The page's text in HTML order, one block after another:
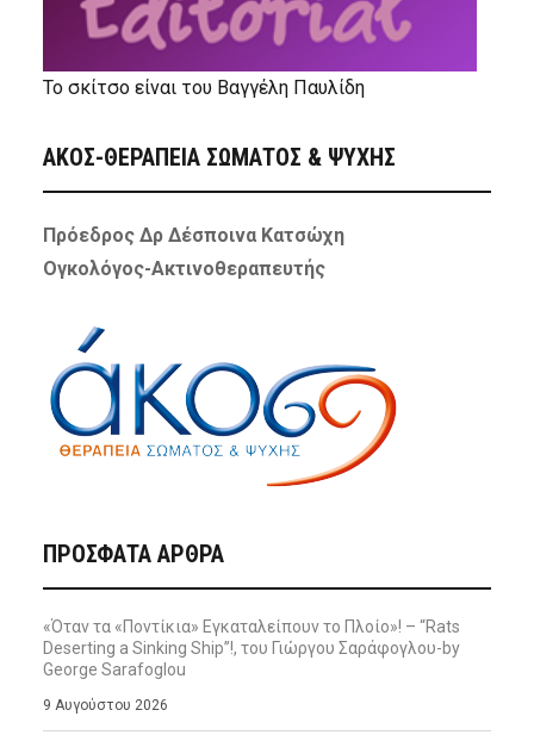
Το σκίτσο είναι του Βαγγέλη Παυλίδη
ΑΚΟΣ-ΘΕΡΑΠΕΙΑ ΣΩΜΑΤΟΣ & ΨΥΧΗΣ
Πρόεδρος Δρ Δέσποινα Κατσώχη
Ογκολόγος-Ακτινοθεραπευτής
ΠΡΌΣΦΑΤΑ ΆΡΘΡΑ
«Όταν τα «Ποντίκια» Εγκαταλείπουν το Πλοίο»! – “Rats
Deserting a Sinking Ship”!, του Γιώργου Σαράφογλου-by
George Sarafoglou
9 Αυγούστου 2026